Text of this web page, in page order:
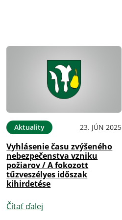
Aktuality 23. JÚN 2025
Vyhlásenie času zvýšeného
nebezpečenstva vzniku
požiarov / A fokozott
tűzveszélyes időszak
kihirdetése
Čítať ďalej